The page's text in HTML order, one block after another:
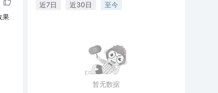
果
近7日 近30日 至今
暂无数据